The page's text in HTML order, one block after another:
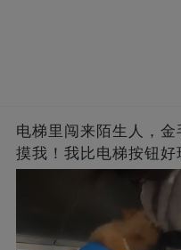
电梯里闯来陌生人，
摸我！我比电梯按钮好